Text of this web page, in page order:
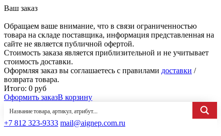
Ваш заказ
Обращаем ваше внимание, что в связи ограниченностью
товара на складе поставщика, информация представленная на
сайте не является публичной офертой.
Стоимость заказа является приблизительной и не учитывает
стоимость доставки.
Оформляя заказ вы соглашаетесь с правилами доставки /
возврата товара.
Итого: 0 руб
Оформить заказВ корзину
+7 812 323-9333 mail@aignep.com.ru